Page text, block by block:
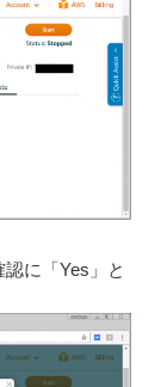
に「Yes」と